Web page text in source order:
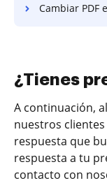
Cambiar PDF
¿Tienes
A continuación,
nuestros
respuesta que
respuesta a tu
contacto con